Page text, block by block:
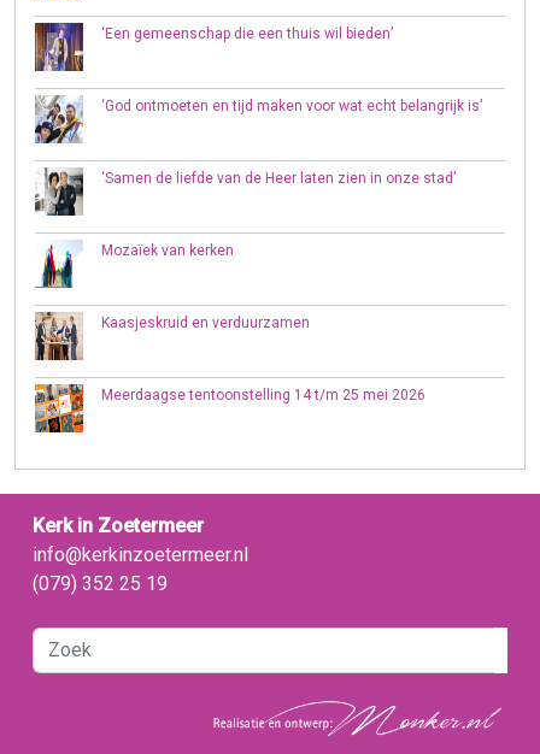
‘Een gemeenschap die een thuis wil bieden’
‘God ontmoeten en tijd maken voor wat echt belangrijk is’
‘Samen de liefde van de Heer laten zien in onze stad’
Mozaïek van kerken
Kaasjeskruid en verduurzamen
Meerdaagse tentoonstelling 14 t/m 25 mei 2026
Kerk in Zoetermeer
info@kerkinzoetermeer.nl
(079) 352 25 19